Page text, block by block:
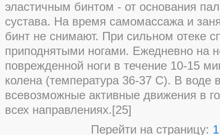
эластичным бинтом - от основания
сустава. На время самомассажа и
бинт не снимают. При сильном отеке
приподнятыми ногами. Ежедневно на
поврежденной ноги в течение 10-15
колена (температура 36-37 С). В воде
всевозможные активные движения в
всех направлениях.[25]
Перейти на страницу: 1